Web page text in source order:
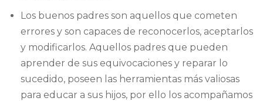
Los buenos padres son aquellos que cometen
errores y son capaces de reconocerlos, aceptarlos
y modificarlos. Aquellos padres que pueden
aprender de sus equivocaciones y reparar lo
sucedido, poseen las herramientas más valiosas
para educar a sus hijos, por ello los acompañamos